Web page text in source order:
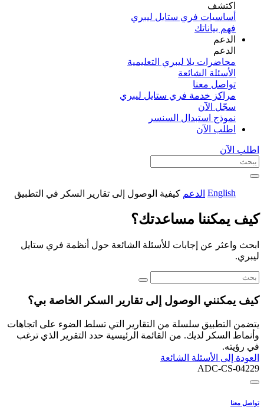
اكتشف​
أساسيات فري ستايل ليبري
فهم بياناتك
الدعم
الدعم
محاضرات يلا ليبري التعليمية
الأسئلة الشائعة
تواصل معنا
مراكز خدمة فري ستايل ليبري
سجّل الآن​
نموذج استبدال السنسر
اطلب الآن
اطلب الآن
English الدعم كيفية الوصول إلى تقارير السكر في التطبيق
كيف يمكننا مساعدتك؟
ابحث واعثر عن إجابات للأسئلة الشائعة حول أنظمة فري ستايل
ليبري.
كيف يمكنني الوصول إلى تقارير السكر الخاصة بي؟
يتضمن التطبيق سلسلة من التقارير التي تسلط الضوء على اتجاهات
وأنماط السكر لديك. من القائمة الرئيسية حدد التقرير الذي ترغب
في رؤيته.
العودة إلى الأسئلة الشائعة
ADC-CS-04229
تواصل معنا